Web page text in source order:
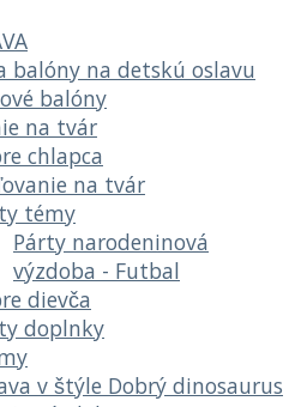
balóny na detskú oslavu
balóny
na tvár
chlapca
na tvár
témy
Párty narodeninová
výzdoba - Futbal
dievča
doplnky
v štýle Dobrý dinosaurus